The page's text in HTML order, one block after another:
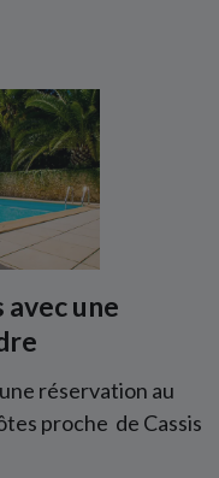
une
réservation au
proche de Cassis